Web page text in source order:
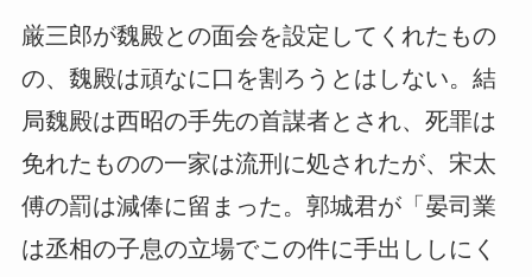
厳三郎が魏殿との面会を設定してくれたもの
の、魏殿は頑なに口を割ろうとはしない。結
局魏殿は西昭の手先の首謀者とされ、死罪は
免れたものの一家は流刑に処されたが、宋太
傅の罰は減俸に留まった。郭城君が「晏司業
は丞相の子息の立場でこの件に手出ししにく